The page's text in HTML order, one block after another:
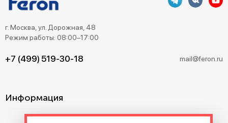
г. Москва, ул. Дорожная, 48
Режим работы: 08:00–17:00
+7 (499) 519-30-18 mail@feron.ru
Информация